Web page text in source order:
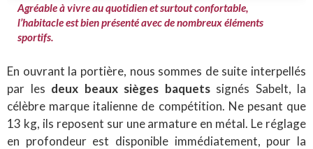
Agréable à vivre au quotidien et surtout confortable,
l’habitacle est bien présenté avec de nombreux éléments
sportifs.
En ouvrant la portière, nous sommes de suite interpellés
par les deux beaux sièges baquetssignés Sabelt, la
célèbre marque italienne de compétition. Ne pesant que
13 kg, ils reposent sur une armature en métal. Le réglage
en profondeur est disponible immédiatement, pour la